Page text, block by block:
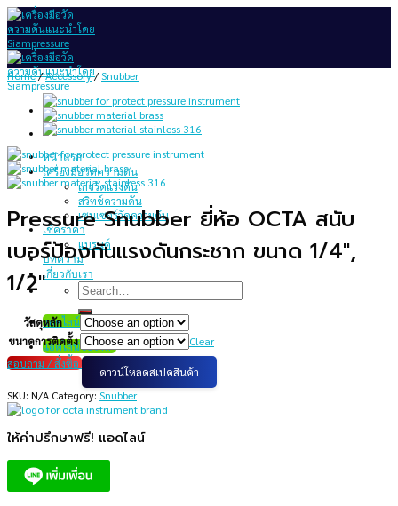
Skip
to
content
หน้าแรก
เครื่องมือวัดความดัน
เกจวัดแรงดัน
สวิทช์ความดัน
เซนเซอร์วัดความดัน
เช็คราคา
แบรนด์
บทความ
เกี่ยวกับเรา
Search
for:
แอดไลน์ขอราคา
แอดไลน์ขอราคา
Home/Accessory/Snubber
Pressure Snubber ยี่ห้อ OCTA สนับ
เบอร์ป้องกันแรงดันกระชาก ขนาด 1/4″,
1/2″
วัสดุหลัก
ขนาดการติดตั้ง
Clear
สอบถาม / สั่งซื้อ
ดาวน์โหลดสเปคสินค้า
SKU: N/A Category: Snubber
ให้คำปรึกษาฟรี! แอดไลน์